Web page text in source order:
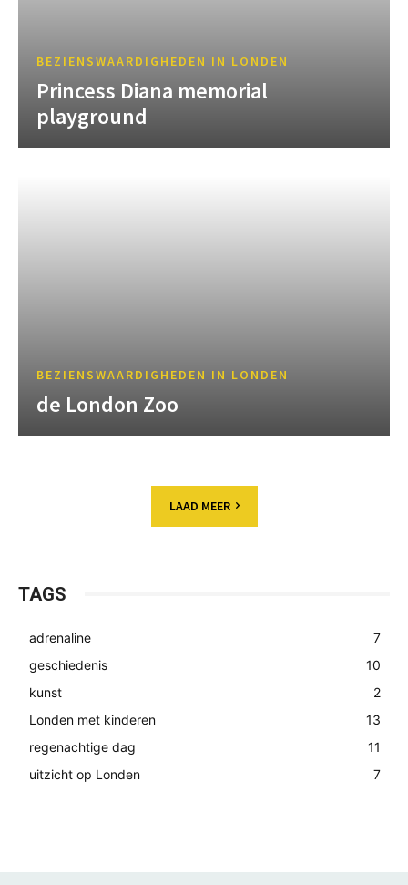
BEZIENSWAARDIGHEDEN IN LONDEN
Princess Diana memorial
playground
BEZIENSWAARDIGHEDEN IN LONDEN
de London Zoo
LAAD MEER
TAGS
adrenaline
7
geschiedenis
10
kunst
2
Londen met kinderen
13
regenachtige dag
11
uitzicht op Londen
7